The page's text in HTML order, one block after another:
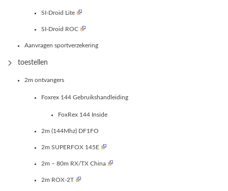
SI-Droid Lite
SI-Droid ROC
Aanvragen sportverzekering
toestellen
2m ontvangers
Foxrex 144 Gebruikshandleiding
FoxRex 144 Inside
2m (144Mhz) DF1FO
2m SUPERFOX 145E
2m – 80m RX/TX China
2m ROX-2T